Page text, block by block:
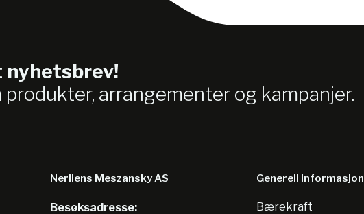
nyhetsbrev!
produkter, arrangementer og kampanjer.
Nerliens Meszansky AS
Besøksadresse:
Generell informasjon
Bærekraft